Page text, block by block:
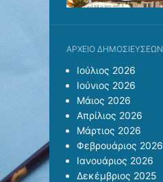
ΑΡΧΕΊΟ ΔΗΜΟΣΙΕΎΣΕΩΝ
Ιούλιος 2026
Ιούνιος 2026
Μάιος 2026
Απρίλιος 2026
Μάρτιος 2026
Φεβρουάριος 2026
Ιανουάριος 2026
Δεκέμβριος 2025